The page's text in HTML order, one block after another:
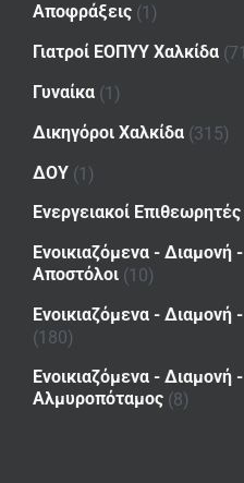
Αποφράξεις (1)
Γιατροί ΕΟΠΥΥ Χαλκίδα
Γυναίκα (1)
Δικηγόροι Χαλκίδα (315)
ΔΟΥ (1)
Ενεργειακοί
Ενοικιαζόμενα - Διαμονή
Αποστόλοι (10)
Ενοικιαζόμενα - Διαμονή
(180)
Ενοικιαζόμενα - Διαμονή
Αλμυροπόταμος (8)